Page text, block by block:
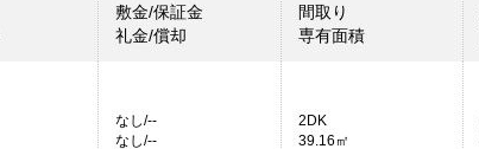
敷金/保証金
礼金/償却
間取り
専有面積
なし/--
なし/--
2DK
39.16㎡